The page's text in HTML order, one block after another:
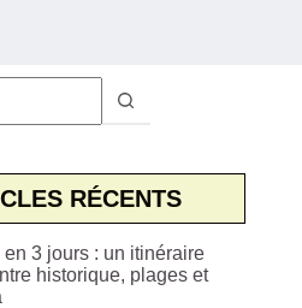
RÉCENTS
3 jours : un itinéraire
historique, plages et